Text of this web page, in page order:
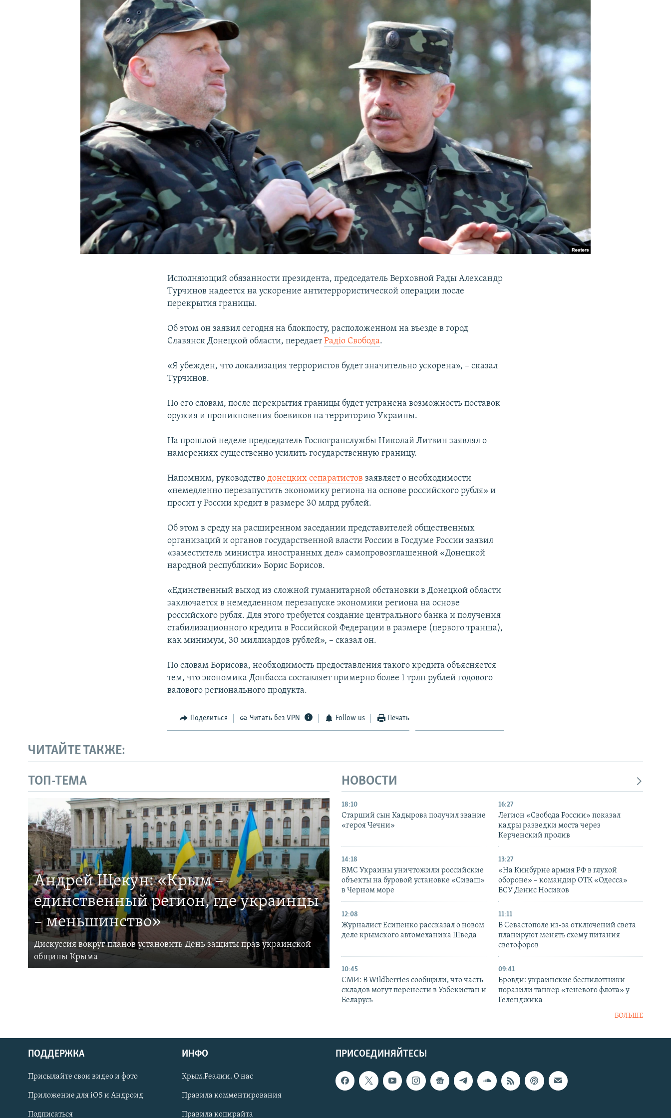
УКРАИНСКАЯ ПРОБЛЕМА КРЫМА
Українською
Qırımtatar
Исполняющий обязанности президента, председатель Верховной Рады Александр
Турчинов надеется на ускорение антитеррористической операции после
перекрытия границы.
Об этом он заявил сегодня на блокпосту, расположенном на въезде в город
Славянск Донецкой области, передаетРадiо Свобода.
«Я убежден, что локализация террористов будет значительно ускорена», – сказал
Турчинов.
По его словам, после перекрытия границы будет устранена возможность поставок
оружия и проникновения боевиков на территорию Украины.
На прошлой неделе председатель Госпогранслужбы Николай Литвин заявлял о
намерениях существенно усилить государственную границу.
Напомним, руководстводонецких сепаратистов заявляет о необходимости
«немедленно перезапустить экономику региона на основе российского рубля» и
просит у России кредит в размере 30 млрд рублей.
Об этом в среду на расширенном заседании представителей общественных
организаций и органов государственной власти России в Госдуме России заявил
«заместитель министра иностранных дел» самопровозглашенной «Донецкой
народной республики» Борис Борисов.
«Единственный выход из сложной гуманитарной обстановки в Донецкой области
заключается в немедленном перезапуске экономики региона на основе
российского рубля. Для этого требуется создание центрального банка и получения
стабилизационного кредита в Российской Федерации в размере (первого транша),
как минимум, 30 миллиардов рублей», – сказал он.
По словам Борисова, необходимость предоставления такого кредита объясняется
тем, что экономика Донбасса составляет примерно более 1 трлн рублей годового
валового регионального продукта.
Поделиться Читать без VPN Follow us Печать
ЧИТАЙТЕ ТАКЖЕ:
ТОП-ТЕМА
Андрей Щекун: «Крым –
единственный регион, где украинцы
– меньшинство»
Дискуссия вокруг планов установить День защиты прав украинской
общины Крыма
НОВОСТИ
18:10
Старший сын Кадырова получил звание
«героя Чечни»
16:27
Легион «Свобода России» показал
кадры разведки моста через
Керченский пролив
14:18
ВМС Украины уничтожили российские
объекты на буровой установке «Сиваш»
в Черном море
13:27
«На Кинбурне армия РФ в глухой
обороне» – командир ОТК «Одесса»
ВСУ Денис Носиков
12:08
Журналист Есипенко рассказал о новом
деле крымского автомеханика Шведа
11:11
В Севастополе из-за отключений света
планируют менять схему питания
светофоров
10:45
СМИ: В Wildberries сообщили, что часть
складов могут перенести в Узбекистан и
Беларусь
09:41
Бровди: украинские беспилотники
поразили танкер «теневого флота» у
Геленджика
БОЛЬШЕ
ПРИСОЕДИНЯЙТЕСЬ!
ПОДДЕРЖКА
Присылайте свои видео и фото
Приложение для iOS и Андроид
Подписаться
ИНФО
Крым.Реалии. О нас
Правила комментирования
Правила копирайта